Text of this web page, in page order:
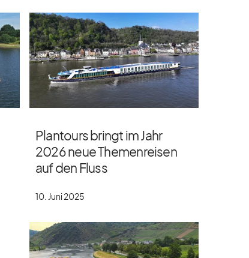
Plantours bringt im Jahr
2026 neue Themenreisen
auf den Fluss
10. Juni 2025